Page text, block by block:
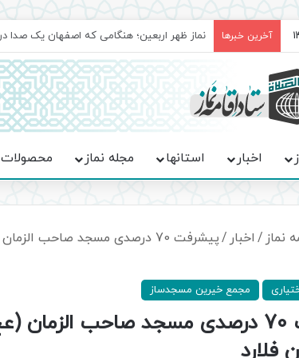
آخرین خبرها برگزاری باشکوه نمازهای جماعت در موکب
اخبار استانها مجله نماز محصولات
نماز / اخبار /
پیشرفت 70 درصدی مسجد صاحب
مجمع خیرین مسجدساز
پیشرفت 70 درصدی مسجد صاحب
فلارد